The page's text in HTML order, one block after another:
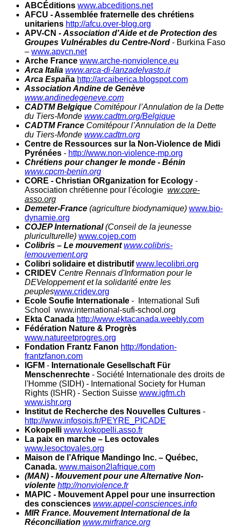
ABCÉditions www.abceditions.net
AFCU - Assemblée fraternelle des chrétiens
unitariens http://afcu.over-blog.org
APV-CN - Association d'Aide et de Protection des
Groupes Vulnérables du Centre-Nord - Burkina Faso
– www.apvcn.net
Arche France www.arche-nonviolence.eu
Arca Italia www.arca-di-lanzadelvasto.it
Arca España http://arcaiberica.blogspot.com
Association Andine de Genève
www.andinedegeneve.com
CADTM Belgique Comitépour l’Annulation de la Dette
du Tiers-Monde www.cadtm.org/Belgique
CADTM France Comitépour l’Annulation de la Dette
du Tiers-Monde www.cadtm.org
Centre de Ressources sur la Non-Violence de Midi
Pyrénées - http://www.non-violence-mp.org
Chrétiens pour changer le monde - Bénin
www.cpcm-benin.org
CORE - Christian ORganization for Ecology -
Association chrétienne pour l'écologie ww.core-
asso.org
Demeter-France (agriculture biodynamique) www.bio-
dynamie.org
COJEP International(Conseil de la jeunesse
pluriculturelle) www.cojep.com
Colibris – Le mouvement www.colibris-
lemouvement.org
Colibri solidaire et distributifwww.lecolibri.org
CRIDEV Centre Rennais d'Information pour le
DEVeloppement et la solidarité entre les
peupleswww.cridev.org
Ecole Soufie Internationale - International Sufi
School www.international-sufi-school.org
Ekta Canada http://www.ektacanada.weebly.com
Fédération Nature & Progrès
www.natureetprogres.org
Fondation Frantz Fanon http://fondation-
frantzfanon.com
IGFM - Internationale Gesellschaft Für
Menschenrechte - Société Internationale des droits de
l'Homme (SIDH) - International Society for Human
Rights (ISHR) - Section Suisse www.igfm.ch
www.ishr.org
Institut de Recherche des Nouvelles Cultures -
http://www.infosois.fr/PEYRE_PICADE
Kokopelli www.kokopelli.asso.fr
La paix en marche – Les octovales
www.lesoctovales.org
Maison de l’Afrique Mandingo Inc. – Québec,
Canada. www.maison2lafrique.com
(MAN) - Mouvement pour une Alternative Non-
violente http://nonviolence.fr
MAPIC - Mouvement Appel pour une insurrection
des consciences www.appel-consciences.info
MIR France. Mouvement International de la
Réconciliation www.mirfrance.org